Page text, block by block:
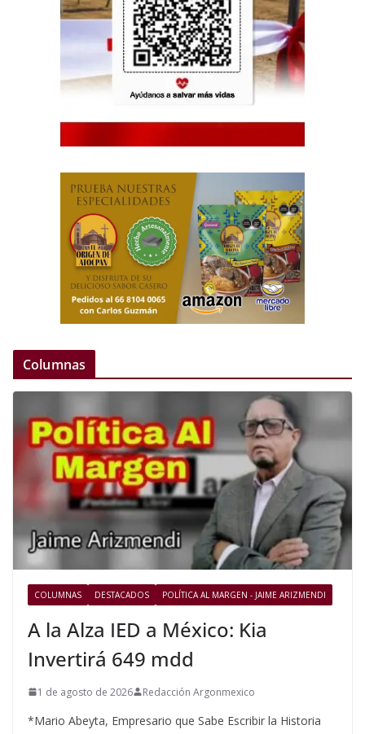
Columnas
COLUMNAS DESTACADOS POLÍTICA AL MARGEN - JAIME ARIZMENDI
A la Alza IED a México: Kia
Invertirá 649 mdd
1 de agosto de 2026 Redacción Argonmexico
*Mario Abeyta, Empresario que Sabe Escribir la Historia